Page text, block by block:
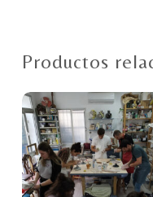
Productos